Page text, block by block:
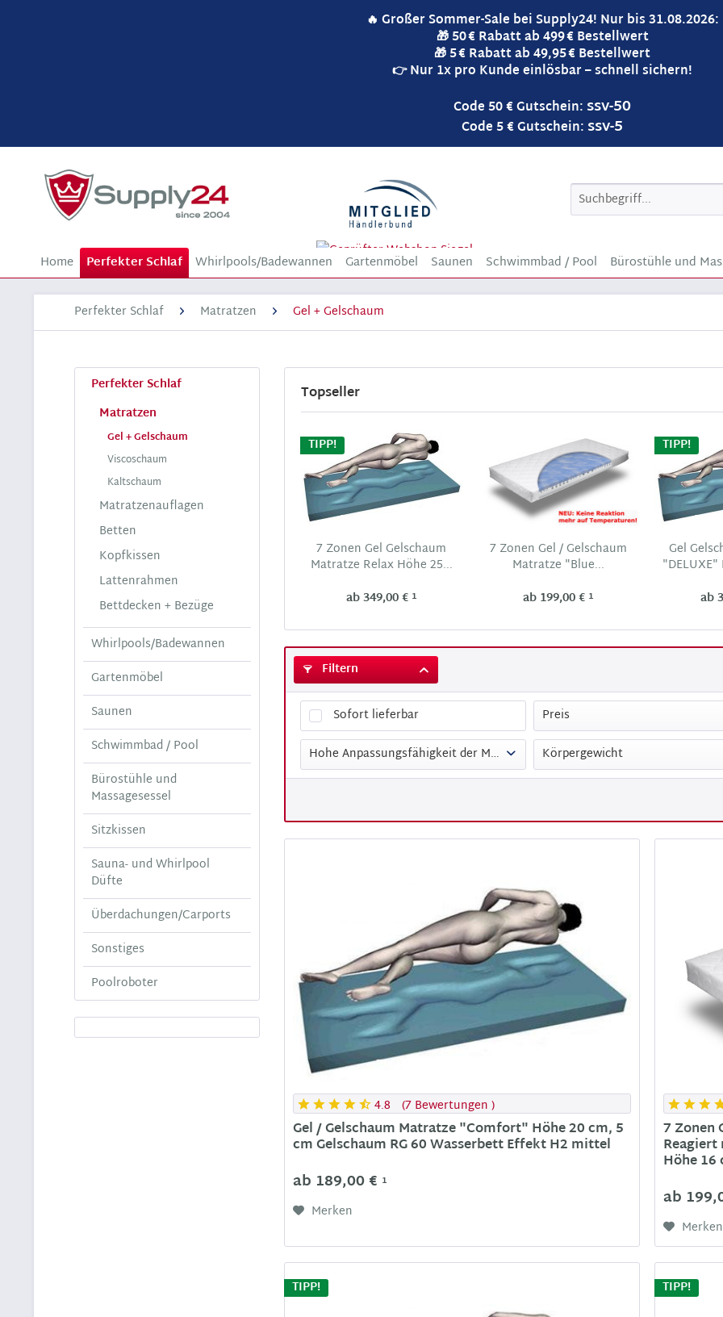
🔥 Großer Sommer-Sale bei Supply24! Nur bis 31.08.2026:
🎁 50 € Rabatt ab 499 € Bestellwert
🎁 5 € Rabatt ab 49,95 € Bestellwert
👉 Nur 1x pro Kunde einlösbar – schnell sichern!
Code 50 € Gutschein: ssv-50
Code 5 € Gutschein: ssv-5
Home Perfekter Schlaf Whirlpools/Badewannen Gartenmöbel Saunen Schwimmbad / Pool Bürostühle und
Perfekter Schlaf Matratzen Gel + Gelschaum
Perfekter Schlaf
Matratzen
Gel + Gelschaum
Viscoschaum
Kaltschaum
Matratzenauflagen
Betten
Kopfkissen
Lattenrahmen
Bettdecken + Bezüge
Whirlpools/Badewannen
Gartenmöbel
Saunen
Schwimmbad / Pool
Bürostühle und
Massagesessel
Sitzkissen
Sauna- und Whirlpool
Düfte
Überdachungen/Carports
Sonstiges
Poolroboter
Topseller
TIPP!
7 Zonen Gel Gelschaum
Matratze Relax Höhe 25...
ab 349,00 € 1
7 Zonen Gel / Gelschaum
Matratze "Blue...
ab 199,00 € 1
TIPP!
Gel
ab
Filtern
Sofort lieferbar Preis
von189,00 €bis649,00 €
Hohe Anpassungsfähigkeit der Matratze
Körpergewicht
61 kg - 90 kg
4.8 (7 Bewertungen)
Gel / Gelschaum Matratze "Comfort" Höhe 20 cm, 5
cm Gelschaum RG 60 Wasserbett Effekt H2 mittel
ab 189,00 € 1
Merken
7 Zonen
Höhe 16
ab
Merken
TIPP! TIPP!